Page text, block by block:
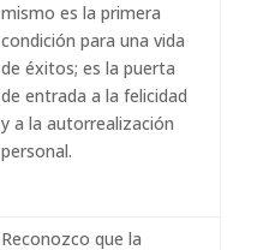
mismo es la primera
condición para una vida
de éxitos; es la puerta
de entrada a la felicidad
y a la autorrealización
personal.
Reconozco que la